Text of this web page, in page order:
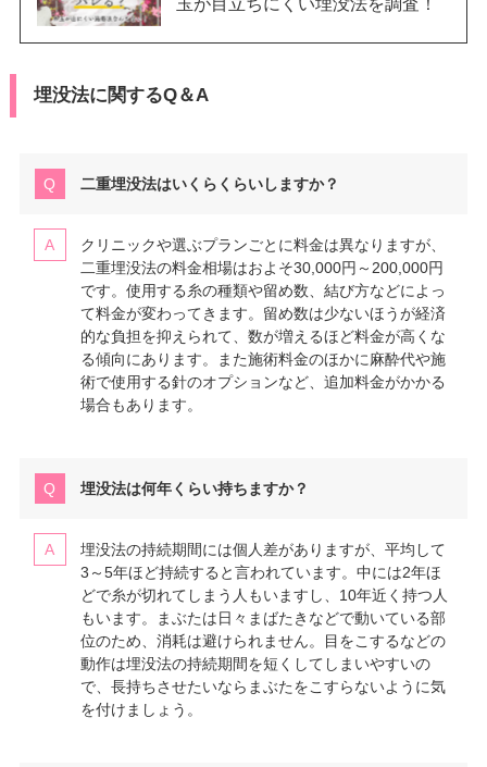
埋没法に関するQ＆A
二重埋没法はいくらくらいしますか？
クリニックや選ぶプランごとに料金は異なりますが、
二重埋没法の料金相場はおよそ30,000円～200,000円
です。使用する糸の種類や留め数、結び方などによっ
て料金が変わってきます。留め数は少ないほうが経済
的な負担を抑えられて、数が増えるほど料金が高くな
る傾向にあります。また施術料金のほかに麻酔代や施
術で使用する針のオプションなど、追加料金がかかる
場合もあります。
埋没法は何年くらい持ちますか？
埋没法の持続期間には個人差がありますが、平均して
3～5年ほど持続すると言われています。中には2年ほ
どで糸が切れてしまう人もいますし、10年近く持つ人
もいます。まぶたは日々まばたきなどで動いている部
位のため、消耗は避けられません。目をこするなどの
動作は埋没法の持続期間を短くしてしまいやすいの
で、長持ちさせたいならまぶたをこすらないように気
を付けましょう。